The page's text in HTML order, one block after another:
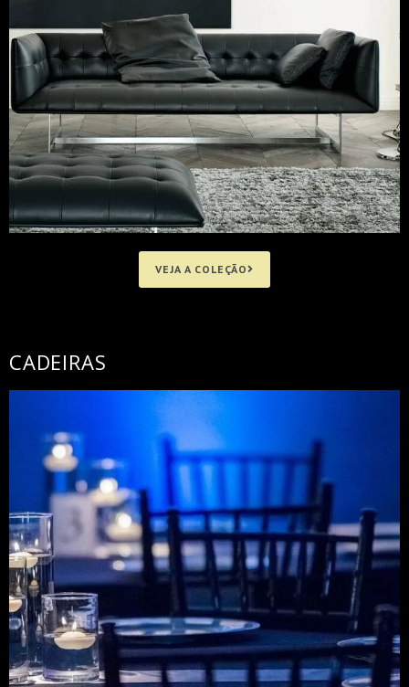
VEJA A COLEÇÃO
CADEIRAS